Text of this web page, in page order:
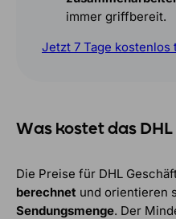
immer griffbereit.
Jetzt 7 Tage kostenlos
Was kostet das
Die Preise für DHL
berechnet und orientieren
Sendungsmenge. Der